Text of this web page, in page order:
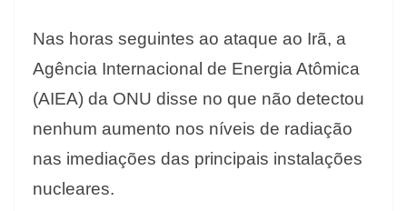
Nas horas seguintes ao ataque ao Irã, a
Agência Internacional de Energia Atômica
(AIEA) da ONU disse no que não detectou
nenhum aumento nos níveis de radiação
nas imediações das principais instalações
nucleares.